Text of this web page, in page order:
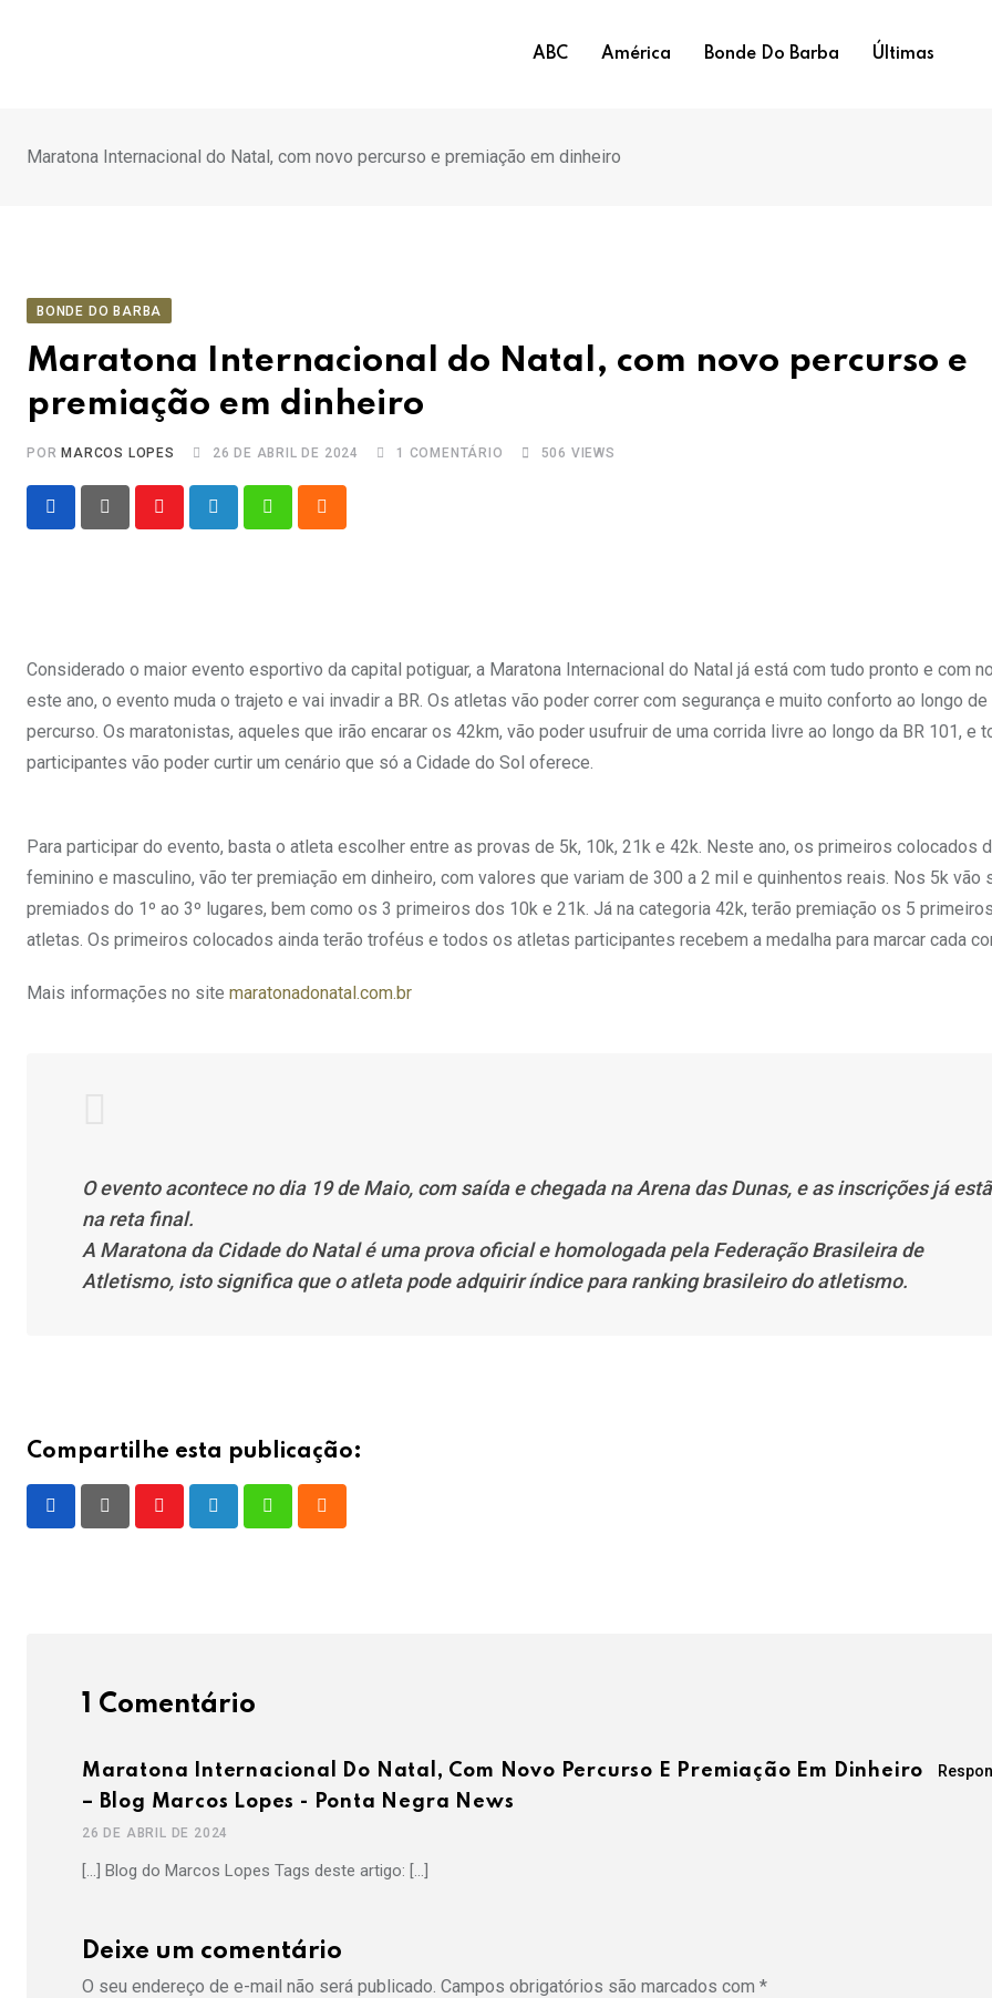
ABC América Bonde Do Barba Últimas
Maratona Internacional do Natal, com novo percurso e premiação em dinheiro
BONDE DO BARBA
Maratona Internacional do Natal, com novo percurso e
premiação em dinheiro
POR MARCOS LOPES 26 DE ABRIL DE 2024 1 COMENTÁRIO 506 VIEWS
Considerado o maior evento esportivo da capital potiguar, a Maratona Internacional do Natal já está com tudo pronto e com
este ano, o evento muda o trajeto e vai invadir a BR. Os atletas vão poder correr com segurança e muito conforto ao longo
percurso. Os maratonistas, aqueles que irão encarar os 42km, vão poder usufruir de uma corrida livre ao longo da BR 101, e
participantes vão poder curtir um cenário que só a Cidade do Sol oferece.
Para participar do evento, basta o atleta escolher entre as provas de 5k, 10k, 21k e 42k. Neste ano, os primeiros colocados
feminino e masculino, vão ter premiação em dinheiro, com valores que variam de 300 a 2 mil e quinhentos reais. Nos 5k vão
premiados do 1º ao 3º lugares, bem como os 3 primeiros dos 10k e 21k. Já na categoria 42k, terão premiação os 5
atletas. Os primeiros colocados ainda terão troféus e todos os atletas participantes recebem a medalha para marcar cada
Mais informações no site maratonadonatal.com.br
O evento acontece no dia 19 de Maio, com saída e chegada na Arena das Dunas, e as inscrições já
na reta final.
A Maratona da Cidade do Natal é uma prova oficial e homologada pela Federação Brasileira de
Atletismo, isto significa que o atleta pode adquirir índice para ranking brasileiro do atletismo.
Compartilhe esta publicação:
1 Comentário
Maratona Internacional Do Natal, Com Novo Percurso E Premiação Em Dinheiro
– Blog Marcos Lopes - Ponta Negra News
26 DE ABRIL DE 2024
[…] Blog do Marcos Lopes Tags deste artigo: […]
Deixe um comentário
O seu endereço de e-mail não será publicado. Campos obrigatórios são marcados com *